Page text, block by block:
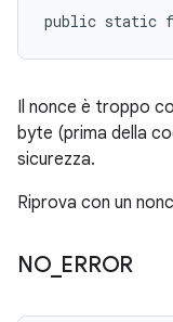
public static
Il nonce è troppo
byte (prima della
sicurezza.
Riprova con un
NO_ ERROR